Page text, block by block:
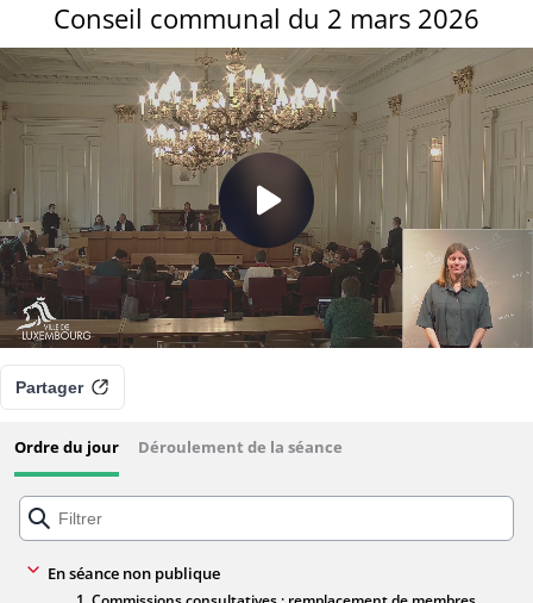
Conseil communal du 2 mars 2026
Partager
Ordre du jour Déroulement de la séance
En séance non publique